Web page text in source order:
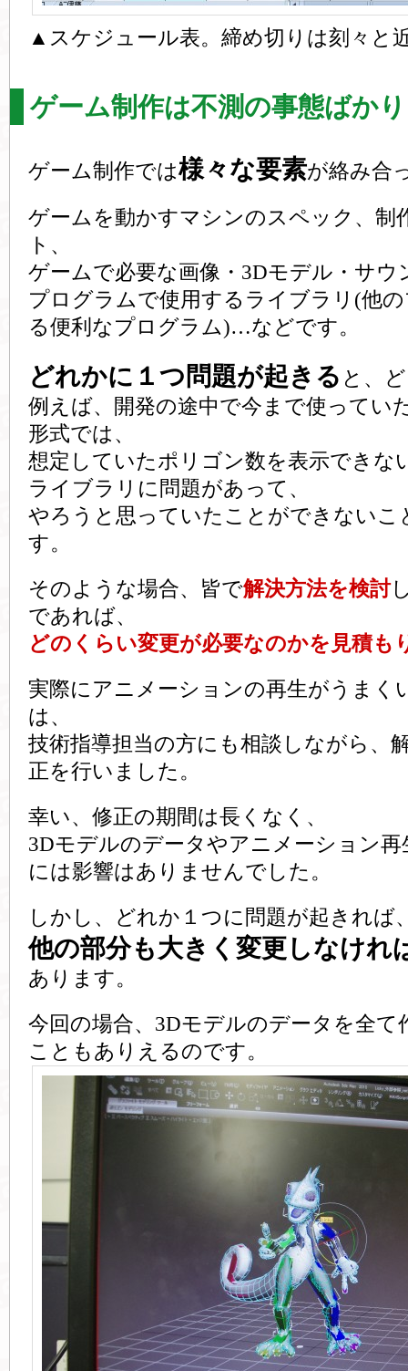
▲スケジュール表。締め切りは刻々と
ゲーム制作は不測の事態ばかり
ゲーム制作では様々な要素が絡み合
ゲームを動かすマシンのスペック、制
ト、
ゲームで必要な画像・3Dモデル・サウ
プログラムで使用するライブラリ(他
る便利なプログラム)…などです。
どれかに１つ問題が起きる と、
例えば、開発の途中で今まで使ってい
形式では、
想定していたポリゴン数を表示できな
ライブラリに問題があって、
やろうと思っていたことができないこ
す。
そのような場合、皆で解決方法を検討
であれば、
どのくらい変更が必要なのかを見積も
実際にアニメーションの再生がうまく
は、
技術指導担当の方にも相談しながら、
正を行いました。
幸い、修正の期間は長くなく、
3Dモデルのデータやアニメーション
には影響はありませんでした。
しかし、どれか１つに問題が起きれば
他の部分も大きく変更しなけれ
あります。
今回の場合、3Dモデルのデータを全て
こともありえるのです。